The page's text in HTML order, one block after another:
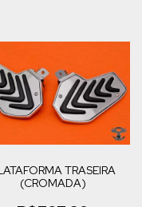
TRASEIRA
(CROMADA)